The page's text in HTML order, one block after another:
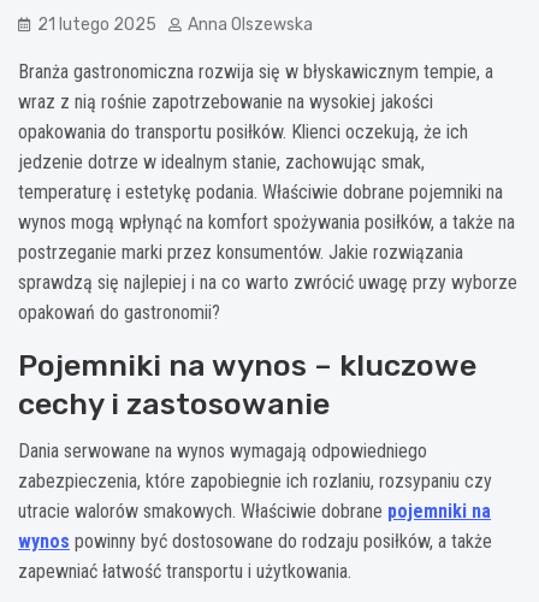
21 lutego 2025 Anna Olszewska
Branża gastronomiczna rozwija się w błyskawicznym tempie, a
wraz z nią rośnie zapotrzebowanie na wysokiej jakości
opakowania do transportu posiłków. Klienci oczekują, że ich
jedzenie dotrze w idealnym stanie, zachowując smak,
temperaturę i estetykę podania. Właściwie dobrane pojemniki na
wynos mogą wpłynąć na komfort spożywania posiłków, a także na
postrzeganie marki przez konsumentów. Jakie rozwiązania
sprawdzą się najlepiej i na co warto zwrócić uwagę przy wyborze
opakowań do gastronomii?
Pojemniki na wynos – kluczowe
cechy i zastosowanie
Dania serwowane na wynos wymagają odpowiedniego
zabezpieczenia, które zapobiegnie ich rozlaniu, rozsypaniu czy
utracie walorów smakowych. Właściwie dobrane pojemniki na
wynos powinny być dostosowane do rodzaju posiłków, a także
zapewniać łatwość transportu i użytkowania.